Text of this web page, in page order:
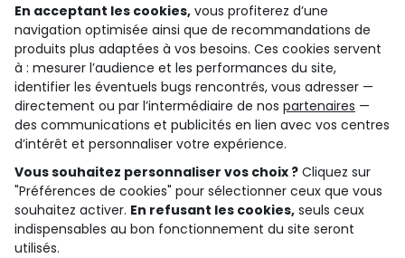
Rejoignez la communauté !
4.6/5
Basé sur 7 323 avis soumis à un contrôle
Voir l’attestation de confiance
Consulter les CGU
Téléchargez notre application
Découvrir notre application
En acceptant les cookies, vous profiterez d’une
navigation optimisée ainsi que de recommandations de
produits plus adaptées à vos besoins. Ces cookies servent
à : mesurer l’audience et les performances du site,
identifier les éventuels bugs rencontrés, vous adresser —
directement ou par l’intermédiaire de nos partenaires —
des communications et publicités en lien avec vos centres
d’intérêt et personnaliser votre expérience.
Vous souhaitez personnaliser vos choix ? Cliquez sur
"Préférences de cookies" pour sélectionner ceux que vous
souhaitez activer. En refusant les cookies, seuls ceux
indispensables au bon fonctionnement du site seront
utilisés.